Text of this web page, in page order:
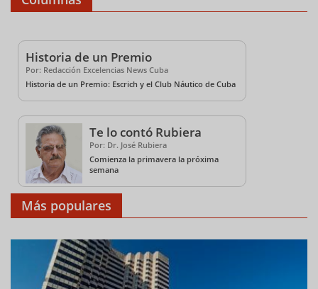
Historia de un Premio
Por: Redacción Excelencias News Cuba
Historia de un Premio: Escrich y el Club Náutico de Cuba
Te lo contó Rubiera
Por: Dr. José Rubiera
Comienza la primavera la próxima
semana
Más populares